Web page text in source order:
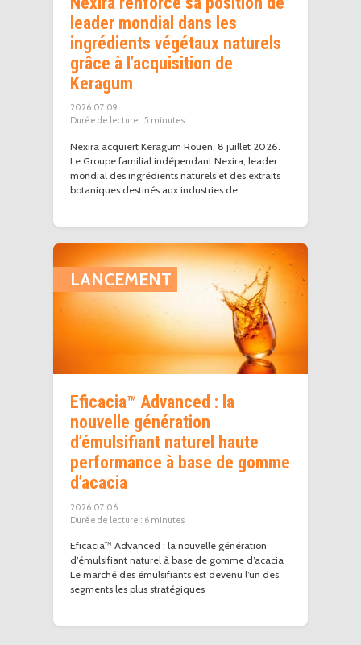
leader mondial dans les
ingrédients végétaux naturels
grâce à l’acquisition de
Keragum
2026.07.09
5 minutes
Nexira acquiert Keragum Rouen, 8 juillet 2026.
Le Groupe familial indépendant Nexira, leader
mondial des ingrédients naturels et des extraits
botaniques destinés aux industries de
LANCEMENT
Eficacia™ Advanced : la
nouvelle génération
d’émulsifiant naturel haute
performance à base de gomme
d’acacia
2026.07.06
6 minutes
Eficacia™ Advanced : la nouvelle génération
d’émulsifiant naturel à base de gomme d’acacia
Le marché des émulsifiants est devenu l’un des
segments les plus stratégiques